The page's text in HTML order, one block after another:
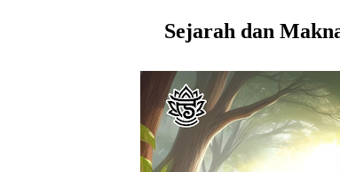
Sejarah dan